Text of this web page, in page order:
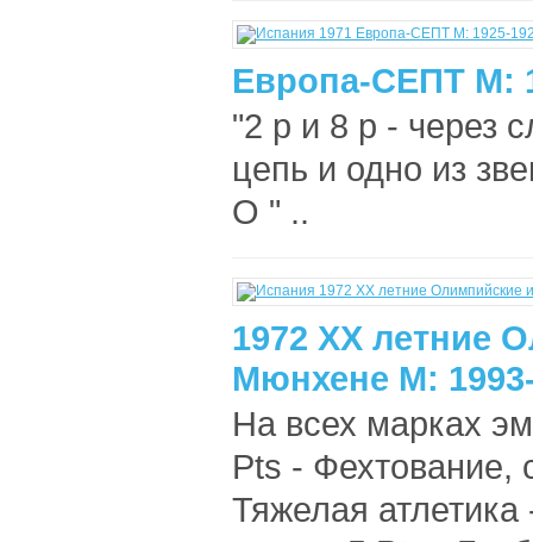
Европа-СЕПТ М:
"2 р и 8 р - через
цепь и одно из
О " ..
1972 XX летние
Мюнхене М:
На всех марках
Pts - Фехтование,
Тяжелая